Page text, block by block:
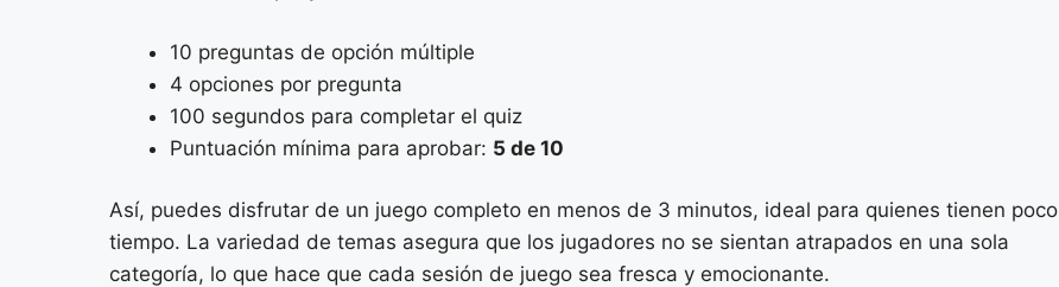
10 preguntas de opción múltiple
4 opciones por pregunta
100 segundos para completar el quiz
Puntuación mínima para aprobar: 5 de 10
Así, puedes disfrutar de un juego completo en menos de 3 minutos, ideal para quienes tienen poco
tiempo. La variedad de temas asegura que los jugadores no se sientan atrapados en una sola
categoría, lo que hace que cada sesión de juego sea fresca y emocionante.